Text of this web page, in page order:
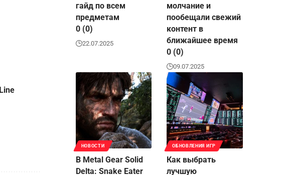
гайд по всем
предметам
0 (0)
22.07.2025
молчание и
пообещали свежий
контент в
ближайшее время
0 (0)
09.07.2025
НОВОСТИ
В Metal Gear Solid
Delta: Snake Eater
ОБНОВЛЕНИЯ ИГР
Как выбрать
лучшую